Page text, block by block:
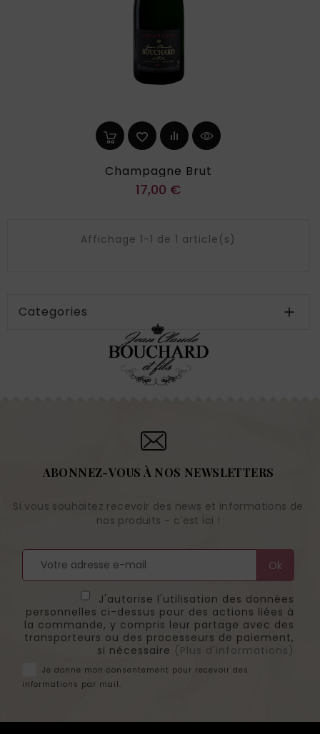
Champagne Brut
17,00 €Prix
Affichage 1-1 de 1 article(s)
Categories 
ABONNEZ-VOUS À NOS NEWSLETTERS
Si vous souhaitez recevoir des news et informations de
nos produits - c'est ici !
J'autorise l'utilisation des données
personnelles ci-dessus pour des actions liées à
la commande, y compris leur partage avec des
transporteurs ou des processeurs de paiement,
si nécessaire (Plus d'informations)
Je donne mon consentement pour recevoir des
informations par mail.